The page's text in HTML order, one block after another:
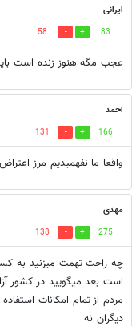
ایرانی
83
58
عجب مگه هنوز زنده است
احمد
166
131
واقعا ما نفهمیدیم مرز
مهدی
275
138
چه راحت تهمت میزنید به
است بعد میگویید در کشور
مردم از تمام امکانات
دیگران نه